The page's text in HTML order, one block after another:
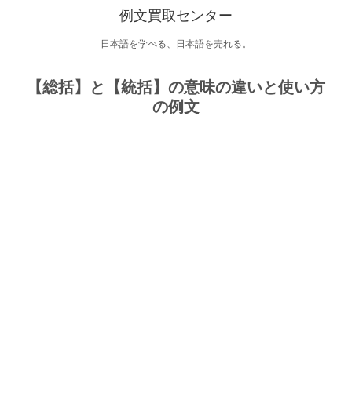
例文買取センター
日本語を学べる、日本語を売れる。
【総括】と【統括】の意味の違いと使い方
の例文